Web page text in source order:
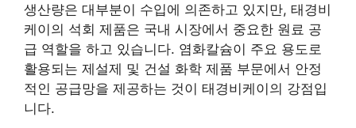
생산량은 대부분이 수입에 의존하고 있지만, 태경비
케이의 석회 제품은 국내 시장에서 중요한 원료 공
급 역할을 하고 있습니다. 염화칼슘이 주요 용도로
활용되는 제설제 및 건설 화학 제품 부문에서 안정
적인 공급망을 제공하는 것이 태경비케이의 강점입
니다.